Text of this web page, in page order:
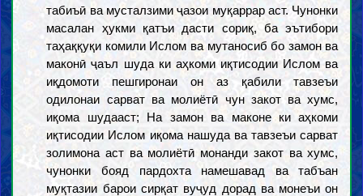
табиъӣ ва мусталзими ҷазои муқаррар аст. Чунонки
масалан ҳукми қатъи дасти сориқ, ба эътибори
таҳаққуқи комили Ислом ва мутаносиб бо замон ва
маконӣ ҷаъл шуда ки аҳкоми иқтисодии Ислом ва
иқдомоти пешгиронаи он аз қабили тавзеъи
одилонаи сарват ва молиётӣ чун закот ва хумс,
иқома шудааст; На замон ва маконе ки аҳкоми
иқтисодии Ислом иқома нашуда ва тавзеъи сарват
золимона аст ва молиётӣ монанди закот ва хумс,
чунонки бояд пардохта намешавад ва табъан
муқтазии барои сирқат вуҷуд дорад ва монеъи он